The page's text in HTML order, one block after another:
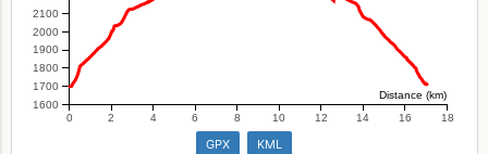
1600
1700
1800
1900
2000
2100
0 2 4 6 8 10 12 14 16 18
Distance (km)
GPX KML